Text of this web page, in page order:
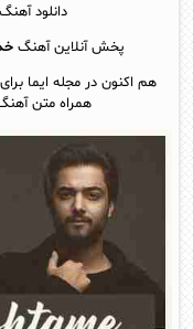
دانلود آهنگ
پخش آنلاين آهنگ
هم اکنون در مجله ایما
همراه متن